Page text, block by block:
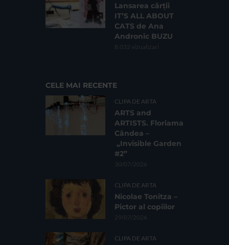
Lansarea cărții
IT’S ALL ABOUT
CATS de Ana
Andronic BUZU
8.032 vizualizari
CELE MAI RECENTE
CLIPA DE ARTA
ARTS and
ARTISTS. Floriama
Cândea –
„Invisible Garden
#2”
30/07/2026
CLIPA DE ARTA
Nicolae Tonitza –
Pictor al copiilor
29/07/2026
CLIPA DE ARTA